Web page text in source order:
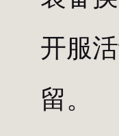
开服
留。